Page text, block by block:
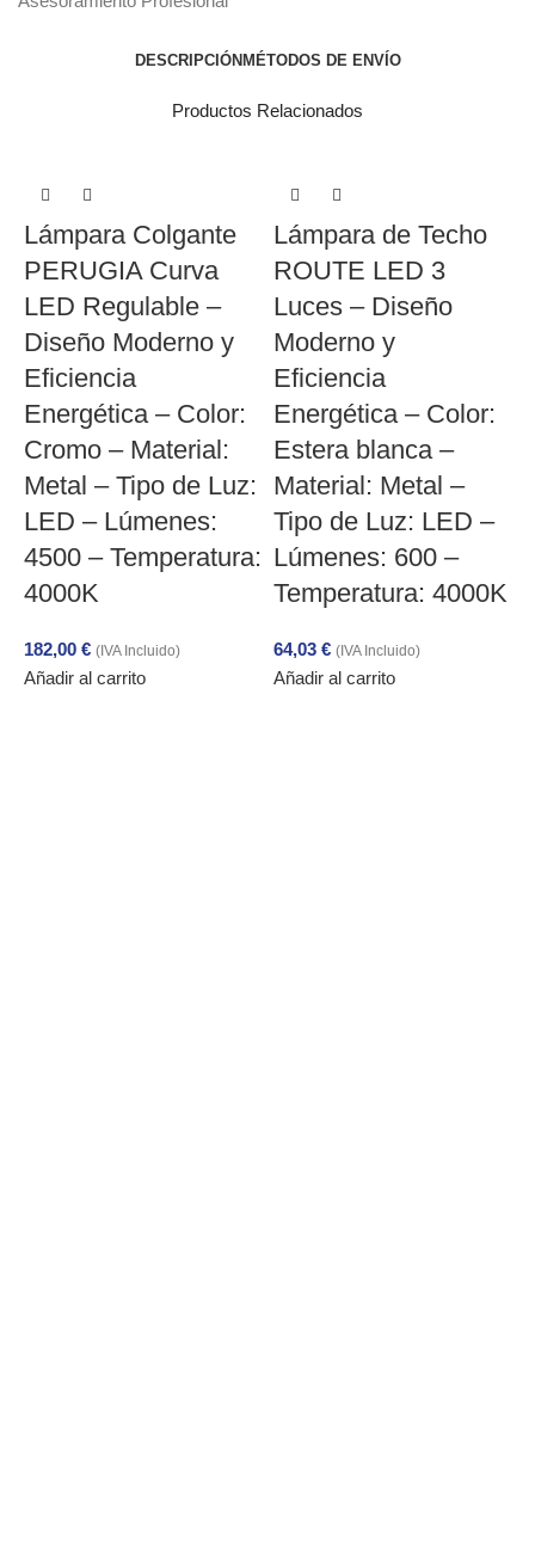
DESCRIPCIÓNMÉTODOS DE ENVÍO
Productos Relacionados
Lámpara Colgante
PERUGIA Curva
LED Regulable –
Diseño Moderno y
Eficiencia
Energética – Color:
Cromo – Material:
Metal – Tipo de Luz:
LED – Lúmenes:
4500 – Temperatura:
4000K
182,00 € (IVA Incluido)
Añadir al carrito
Lámpara de Techo
ROUTE LED 3
Luces – Diseño
Moderno y
Eficiencia
Energética – Color:
Estera blanca –
Material: Metal –
Tipo de Luz: LED –
Lúmenes: 600 –
Temperatura: 4000K
64,03 € (IVA Incluido)
Añadir al carrito